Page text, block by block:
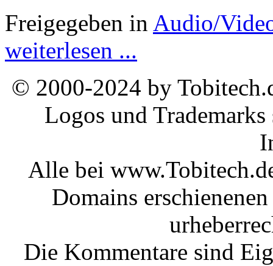
Freigegeben in Audio/
weiterlesen ...
© 2000-2024 by
Logos und
Alle bei
Domains
Die Kommentare sind